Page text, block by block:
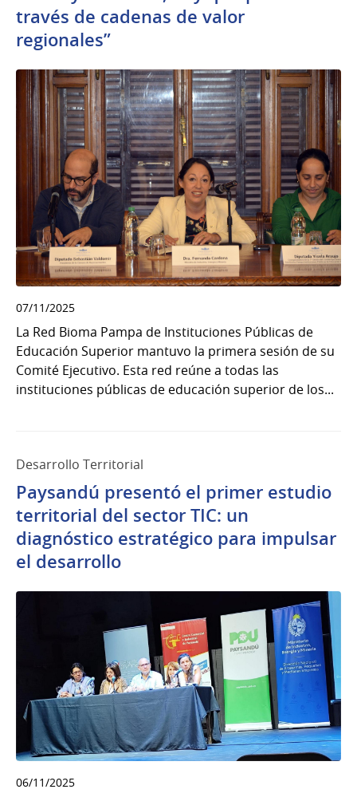
través de cadenas de valor
regionales”
07/11/2025
La Red Bioma Pampa de Instituciones Públicas de
Educación Superior mantuvo la primera sesión de su
Comité Ejecutivo. Esta red reúne a todas las
instituciones públicas de educación superior de los...
Desarrollo Territorial
Paysandú presentó el primer estudio
territorial del sector TIC: un
diagnóstico estratégico para impulsar
el desarrollo
06/11/2025